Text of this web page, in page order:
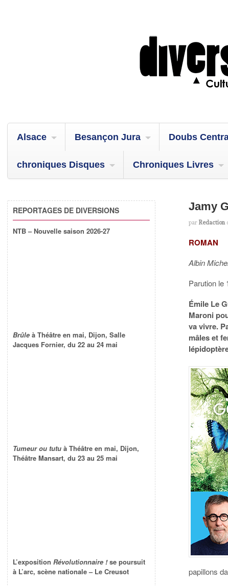
Alsace Besançon Jura Doubs
chroniques Disques Chroniques Livres
Jamy
par Redaction
ROMAN
Albin
Parution le
Émile Le
Maroni
va vivre.
mâles et
papillons
REPORTAGES DE DIVERSIONS
NTB – Nouvelle saison 2026-27
Brûle à Théâtre en mai, Dijon, Salle
Jacques Fornier, du 22 au 24 mai
Tumeur ou tutu à Théâtre en mai, Dijon,
Théâtre Mansart, du 23 au 25 mai
L’exposition Révolutionnaire !se poursuit
à L’arc, scène nationale – Le Creusot